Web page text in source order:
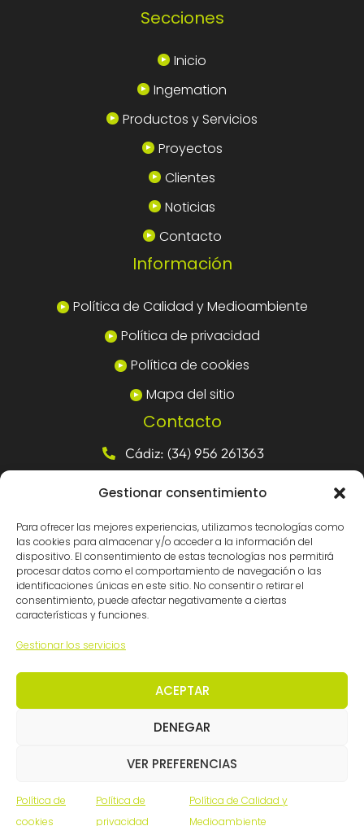
Gestionar consentimiento
Para ofrecer las mejores experiencias, utilizamos tecnologías como
las cookies para almacenar y/o acceder a la información del
dispositivo. El consentimiento de estas tecnologías nos permitirá
procesar datos como el comportamiento de navegación o las
identificaciones únicas en este sitio. No consentir o retirar el
consentimiento, puede afectar negativamente a ciertas
características y funciones.
Gestionar los servicios
ACEPTAR
DENEGAR
VER PREFERENCIAS
Política de
cookies
Política de
privacidad
Política de Calidad y
Medioambiente
Secciones
Inicio
Ingemation
Productos y Servicios
Proyectos
Clientes
Noticias
Contacto
Información
Política de Calidad y Medioambiente
Política de privacidad
Política de cookies
Mapa del sitio
Contacto
Cádiz: (34) 956 261363
Trabaja con nosotros
Canal ético y de denuncias
Certificaciones
© Ingemation Ingeniería 2026 • Todos los derechos
Inicianet